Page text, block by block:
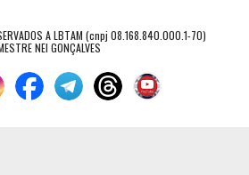
A LBTAM (cnpj 08.168.840.000.1-70)
NEI GONÇALVES